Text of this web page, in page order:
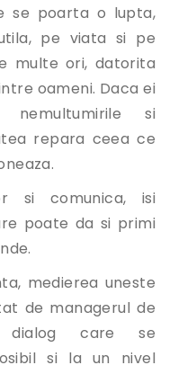
se poarta o lupta,
pe viata si pe
multe ori, datorita
oameni. Daca ei
si
repara ceea ce
si comunica, isi
poate da si primi
medierea uneste
de managerul de
dialog care se
si la un nivel